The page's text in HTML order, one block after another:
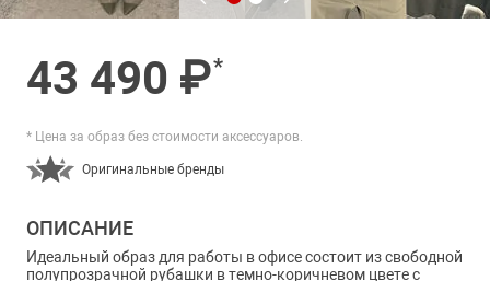
43 490 ₽*
* Цена за образ без стоимости аксессуаров.
Оригинальные бренды
ОПИСАНИЕ
Идеальный образ для работы в офисе состоит из свободной
полупрозрачной рубашки в темно-коричневом цвете с